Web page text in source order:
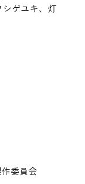
ゲユキ、灯
委員会